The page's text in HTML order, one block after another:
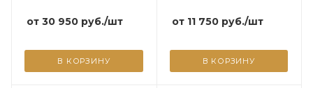
от 30 950 руб./шт
В КОРЗИНУ
от 11 750руб./шт
В КОРЗИНУ